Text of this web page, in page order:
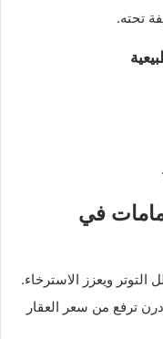
تحته.
في
التوتر ويعزز الاسترخاء.
ترفع من سعر العقار